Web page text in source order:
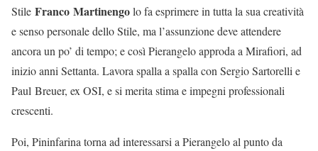
Stile Franco Martinengolo fa esprimere in tutta la sua creatività
e senso personale dello Stile, ma l’assunzione deve attendere
ancora un po’ di tempo; e così Pierangelo approda a Mirafiori, ad
inizio anni Settanta. Lavora spalla a spalla con Sergio Sartorelli e
Paul Breuer, ex OSI, e si merita stima e impegni professionali
crescenti.
Poi, Pininfarina torna ad interessarsi a Pierangelo al punto da